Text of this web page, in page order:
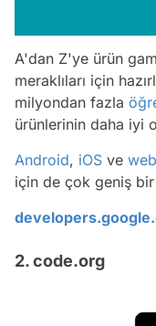
A'dan Z'ye ürün
meraklıları için
milyondan fazla
ürünlerinin daha iyi
Android, iOS ve web
için de çok geniş
2. code.org